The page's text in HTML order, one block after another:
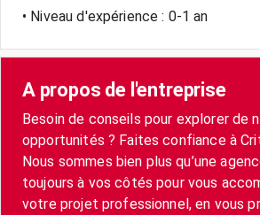
• Niveau d'expérience : 0-1 an
A propos de l'entreprise
Besoin de conseils pour explorer de
opportunités ? Faites confiance à
Nous sommes bien plus qu’une
toujours à vos côtés pour vous
votre projet professionnel, en vous